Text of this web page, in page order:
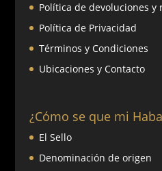
Política de devoluciones y
Política de Privacidad
Términos y Condiciones
Ubicaciones y Contacto
¿Cómo se que mi
El Sello
Denominación de origen